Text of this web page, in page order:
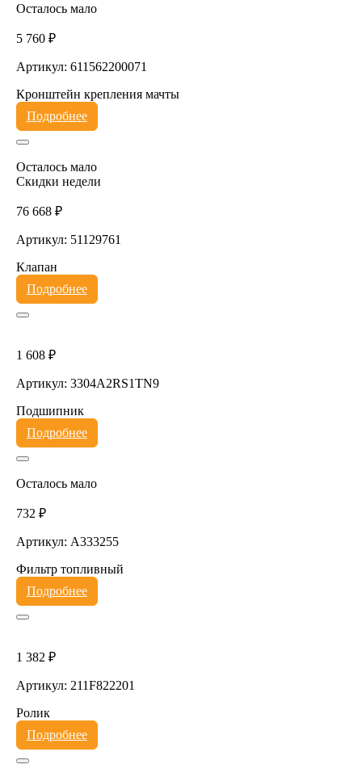
Осталось мало
5 760 ₽
Артикул: 611562200071
Кронштейн крепления мачты
Подробнее
Осталось мало
Скидки недели
76 668 ₽
Артикул: 51129761
Клапан
Подробнее
1 608 ₽
Артикул: 3304A2RS1TN9
Подшипник
Подробнее
Осталось мало
732 ₽
Артикул: A333255
Фильтр топливный
Подробнее
1 382 ₽
Артикул: 211F822201
Ролик
Подробнее